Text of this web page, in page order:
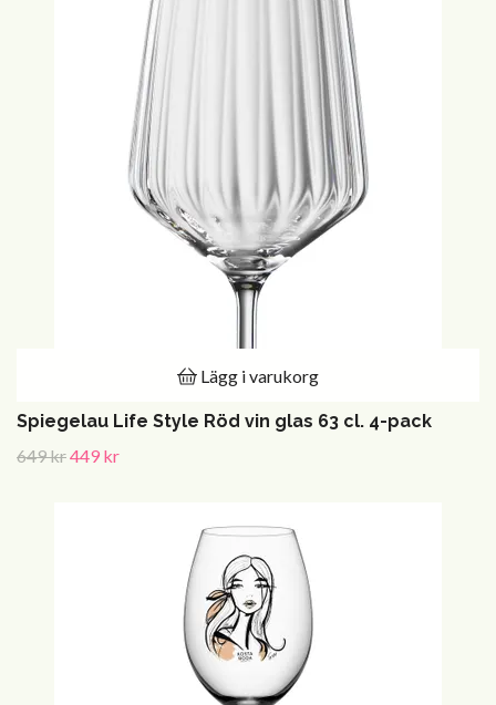
Lägg i varukorg
Spiegelau Life Style Röd vin glas 63 cl. 4-pack
649 kr449 kr